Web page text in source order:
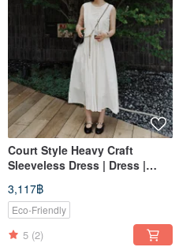
Court Style Heavy Craft
Sleeveless Dress | Dress |
Summer Collection | Sora-2146
3,117฿
Eco-Friendly
5 (2)